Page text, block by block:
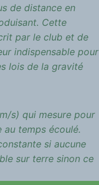
de distance en
Cette
par le club et de
indispensable pour
lois de la gravité
s) qui mesure pour
temps écoulé.
si aucune
sur terre sinon ce